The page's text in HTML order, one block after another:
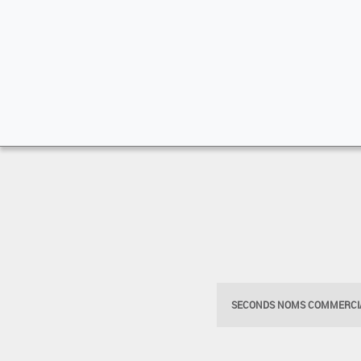
SECONDS NOMS